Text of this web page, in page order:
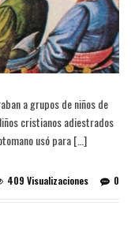
a grupos de niños de
cristianos adiestrados
usó para […]
0
409 Visualizaciones